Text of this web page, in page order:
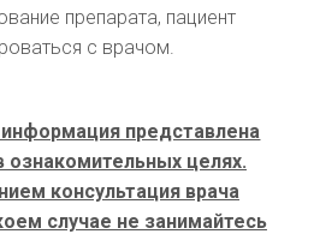
препарата, пациент
с врачом.
представлена
ознакомительных целях.
консультация врача
случае не занимайтесь